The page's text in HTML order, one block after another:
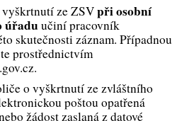
ze ZSVpři osobní
úřaduučiní pracovník
skutečnosti záznam. Případnou
prostřednictvím
o vyškrtnutí ze zvláštního
poštou opatřená
žádost zaslaná z datové